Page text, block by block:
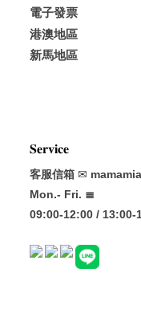
電子發票
港澳地區
新馬地區
𝐒𝐞𝐫𝐯𝐢𝐜𝐞
客服信箱 ✉
Mon.- Fri. ≣
09:00-12:00 / 13:00-